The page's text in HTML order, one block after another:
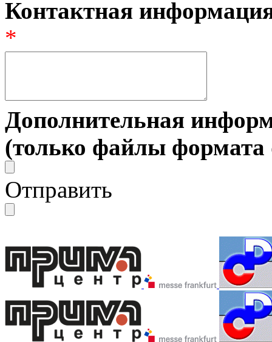
Контактная
*
Дополнительная
(только файлы
Отправить